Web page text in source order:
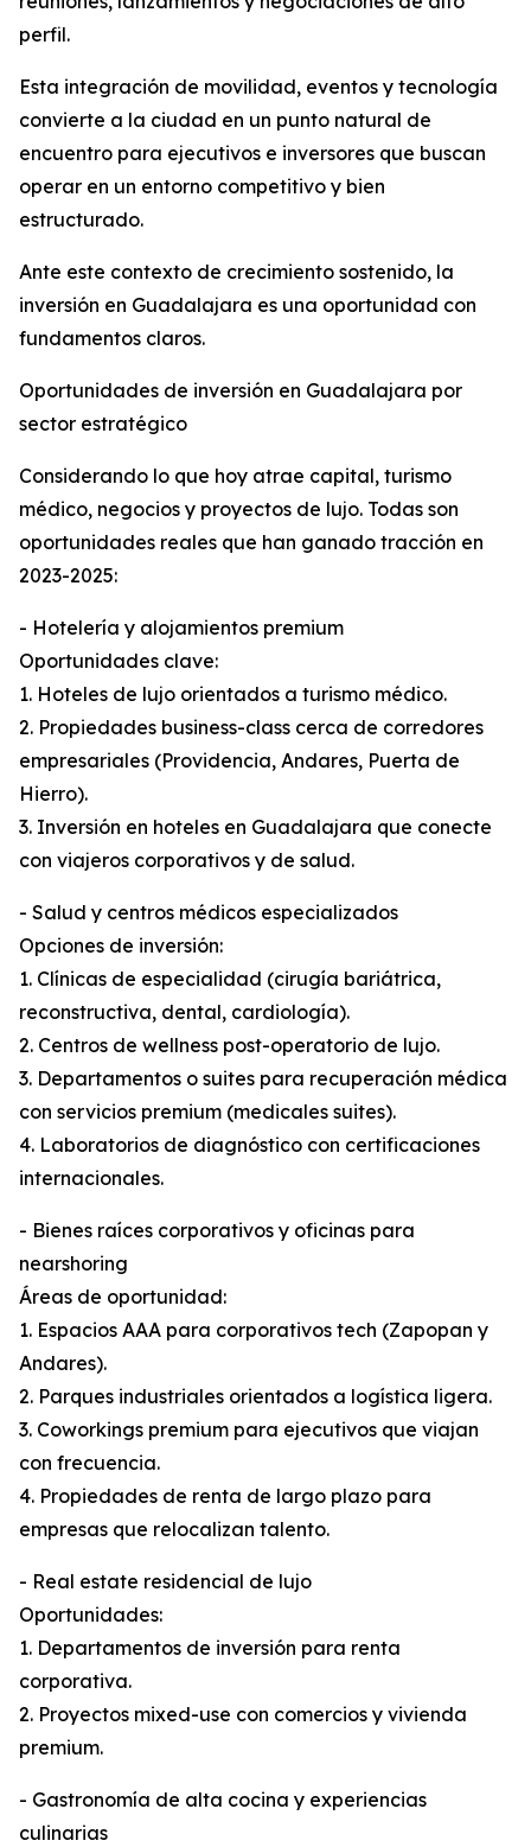
perfil.
Esta integración de movilidad, eventos y tecnología
convierte a la ciudad en un punto natural de
encuentro para ejecutivos e inversores que buscan
operar en un entorno competitivo y bien
estructurado.
Ante este contexto de crecimiento sostenido, la
inversión en Guadalajara es una oportunidad con
fundamentos claros.
Oportunidades de inversión en Guadalajara por
sector estratégico
Considerando lo que hoy atrae capital, turismo
médico, negocios y proyectos de lujo. Todas son
oportunidades reales que han ganado tracción en
2023-2025:
- Hotelería y alojamientos premium
Oportunidades clave:
1. Hoteles de lujo orientados a turismo médico.
2. Propiedades business-class cerca de corredores
empresariales (Providencia, Andares, Puerta de
Hierro).
3. Inversión en hoteles en Guadalajara que conecte
con viajeros corporativos y de salud.
- Salud y centros médicos especializados
Opciones de inversión:
1. Clínicas de especialidad (cirugía bariátrica,
reconstructiva, dental, cardiología).
2. Centros de wellness post-operatorio de lujo.
3. Departamentos o suites para recuperación médica
con servicios premium (medicales suites).
4. Laboratorios de diagnóstico con certificaciones
internacionales.
- Bienes raíces corporativos y oficinas para
nearshoring
Áreas de oportunidad:
1. Espacios AAA para corporativos tech (Zapopan y
Andares).
2. Parques industriales orientados a logística ligera.
3. Coworkings premium para ejecutivos que viajan
con frecuencia.
4. Propiedades de renta de largo plazo para
empresas que relocalizan talento.
- Real estate residencial de lujo
Oportunidades:
1. Departamentos de inversión para renta
corporativa.
2. Proyectos mixed-use con comercios y vivienda
premium.
- Gastronomía de alta cocina y experiencias
culinarias